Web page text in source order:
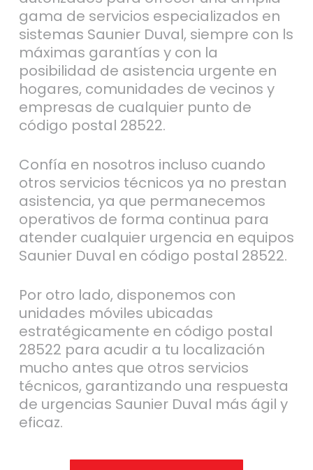
gama de servicios especializados en
sistemas Saunier Duval, siempre con ls
máximas garantías y con la
posibilidad de asistencia urgente en
hogares, comunidades de vecinos y
empresas de cualquier punto de
código postal 28522.
Confía en nosotros incluso cuando
otros servicios técnicos ya no prestan
asistencia, ya que permanecemos
operativos de forma continua para
atender cualquier urgencia en equipos
Saunier Duval en código postal 28522.
Por otro lado, disponemos con
unidades móviles ubicadas
estratégicamente en código postal
28522 para acudir a tu localización
mucho antes que otros servicios
técnicos, garantizando una respuesta
de urgencias Saunier Duval más ágil y
eficaz.